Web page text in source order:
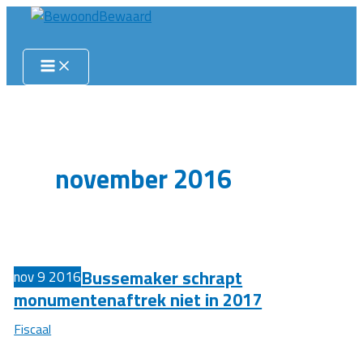
inhoud
november 2016
nov9 2016Bussemaker schrapt
monumentenaftrek niet in 2017
Fiscaal